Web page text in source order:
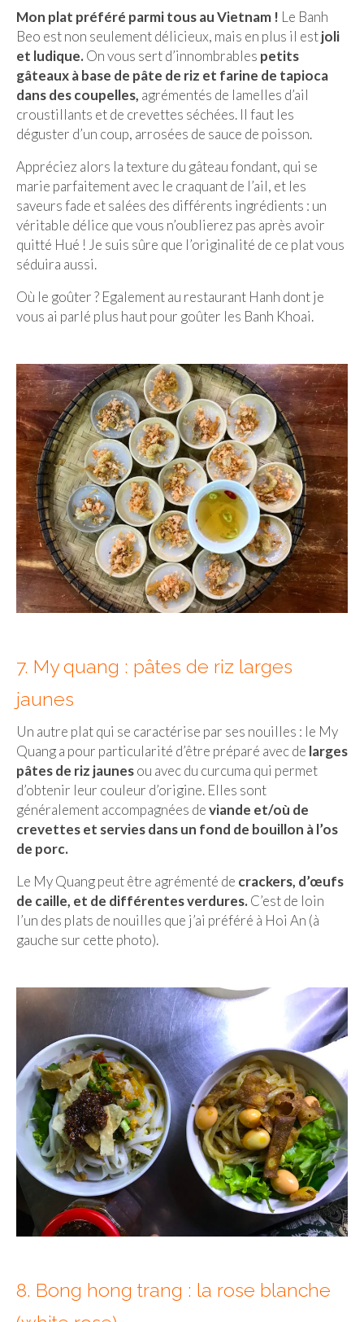
Mon plat préféré parmi tous au Vietnam ! Le Banh
Beo est non seulement délicieux, mais en plus il estjoli
et ludique.On vous sert d’innombrables petits
gâteaux à base de pâte de riz et farine de tapioca
dans des coupelles, agrémentés de lamelles d’ail
croustillants et de crevettes séchées. Il faut les
déguster d’un coup, arrosées de sauce de poisson.
Appréciez alors la texture du gâteau fondant, qui se
marie parfaitement avec le craquant de l’ail, et les
saveurs fade et salées des différents ingrédients : un
véritable délice que vous n’oublierez pas après avoir
quitté Hué ! Je suis sûre que l’originalité de ce plat vous
séduira aussi.
Où le goûter ? Egalement au restaurant Hanh dont je
vous ai parlé plus haut pour goûter les Banh Khoai.
7. My quang : pâtes de riz larges
jaunes
Un autre plat qui se caractérise par ses nouilles : le My
Quang a pour particularité d’être préparé avec de larges
pâtes de riz jaunesou avec du curcuma qui permet
d’obtenir leur couleur d’origine. Elles sont
généralement accompagnées deviande et/où de
crevettes et servies dans un fond de bouillon à l’os
de porc.
Le My Quang peut être agrémenté de crackers, d’œufs
de caille, et de différentes verdures.C’est de loin
l’un des plats de nouilles que j’ai préféré à Hoi An (à
gauche sur cette photo).
8. Bong hong trang : la rose blanche